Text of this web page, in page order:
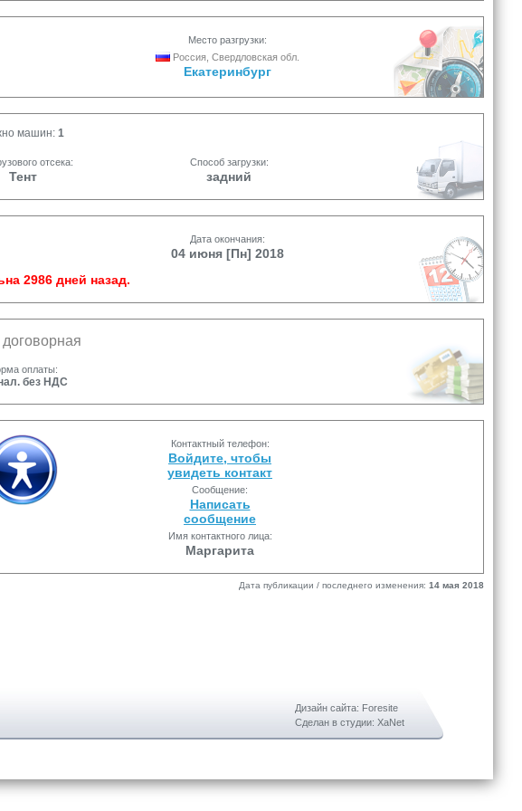
Место разгрузки:
Россия, Свердловская обл.
Екатеринбург
машин: 1
отсека:
Тент
Способ загрузки:
задний
Дата окончания:
04 июня [Пн] 2018
2986 дней назад.
оплаты:
без НДС
Контактный телефон:
Войдите, чтобы
увидеть контакт
Сообщение:
Написать
сообщение
Имя контактного лица:
Маргарита
Дата публикации / последнего изменения: 14 мая 2018
Дизайн сайта: Foresite
Сделан в студии: XaNet